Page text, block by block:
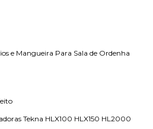
e Mangueira Para Sala de Ordenha
Tekna HLX100 HLX150 HL2000